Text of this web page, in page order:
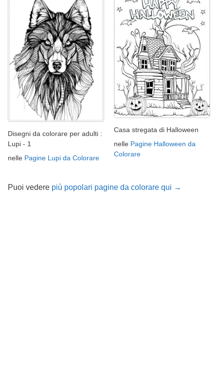
Disegni da colorare per adulti :
Lupi - 1
nelle Pagine Lupi da Colorare
Casa stregata di Halloween
nelle Pagine Halloween da
Colorare
Puoi vedere più popolari pagine da colorare qui →